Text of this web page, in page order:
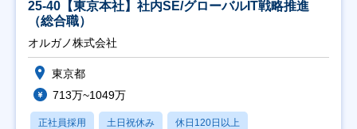
25-40【東京本社】社内SE/グローバルIT戦略推進
（総合職）
オルガノ株式会社
東京都
713万~1049万
正社員採用 土日祝休み 休日120日以上